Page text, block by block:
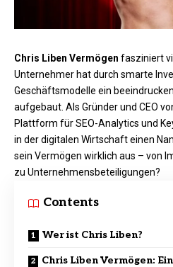
Chris Liben Vermögen fasziniert
Unternehmer hat durch smarte
Geschäftsmodelle ein
aufgebaut. Als Gründer und CEO
Plattform für SEO-Analytics und
in der digitalen Wirtschaft einen
sein Vermögen wirklich aus – von
zu Unternehmensbeteiligungen?​
Contents
Wer ist Chris Liben?
Chris Liben Vermögen: